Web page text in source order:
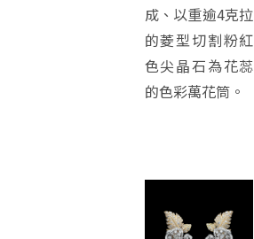
成、以重逾4克拉
的菱型切割粉紅
色尖晶石為花蕊
的色彩萬花筒。